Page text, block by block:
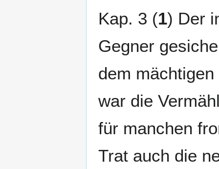
Kap. 3 (1) Der
Gegner
dem
war die
für manchen
Trat auch die